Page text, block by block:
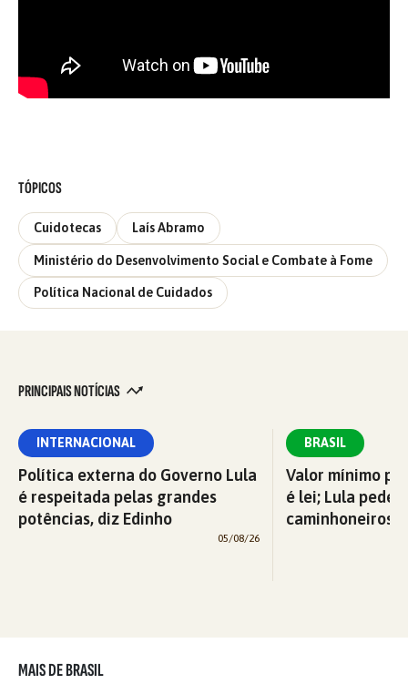
TÓPICOS
Cuidotecas Laís Abramo
Ministério do Desenvolvimento Social e Combate à Fome
Política Nacional de Cuidados
PRINCIPAIS NOTÍCIAS
INTERNACIONAL
Política externa do Governo Lula
é respeitada pelas grandes
potências, diz Edinho
05/08/26
BRASIL
Valor mínimo
é lei; Lula pede
caminhoneiros
MAIS DE BRASIL